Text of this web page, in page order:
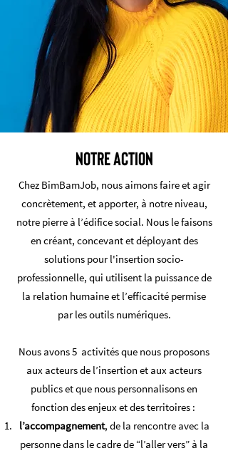
NOTRE ACTION
Chez BimBamJob, nous aimons faire et agir
concrètement, et apporter, à notre niveau,
notre pierre à l’édifice social. Nous le faisons
en créant, concevant et déployant des
solutions pour l'insertion socio-
professionnelle, qui utilisent la puissance de
la relation humaine et l’efficacité permise
par les outils numériques.
Nous avons 5 activités que nous proposons
aux acteurs de l’insertion et aux acteurs
publics et que nous personnalisons en
fonction des enjeux et des territoires :
l’accompagnement, de la rencontre avec la
personne dans le cadre de “l’aller vers” à la